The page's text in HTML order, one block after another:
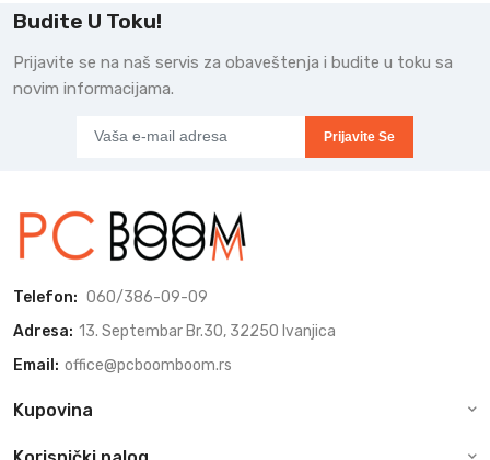
Budite U Toku!
Prijavite se na naš servis za obaveštenja i budite u toku sa
novim informacijama.
Prijavite Se
Telefon: 060/386-09-09
Adresa: 13. Septembar Br.30, 32250 Ivanjica
Email: office@pcboomboom.rs
Kupovina